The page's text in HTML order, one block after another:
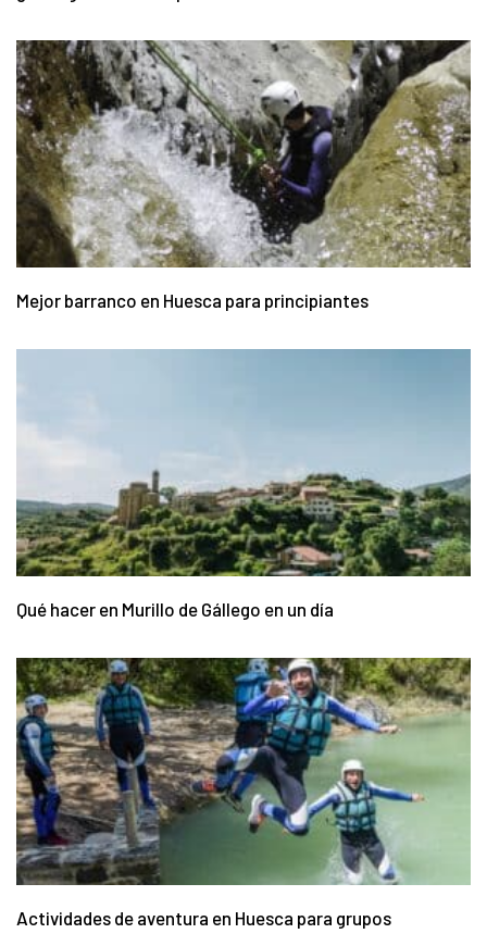
Mejor barranco en Huesca para principiantes
Qué hacer en Murillo de Gállego en un día
Actividades de aventura en Huesca para grupos